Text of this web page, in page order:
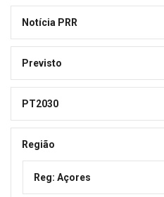
Notícia PRR
Previsto
PT2030
Região
Reg: Açores